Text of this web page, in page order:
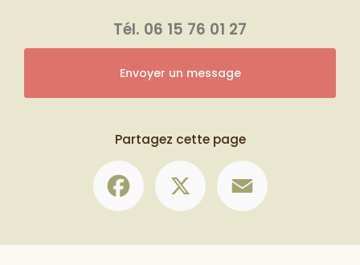
Tél. 06 15 76 01 27
Envoyer un message
Partagez cette page
Facebook